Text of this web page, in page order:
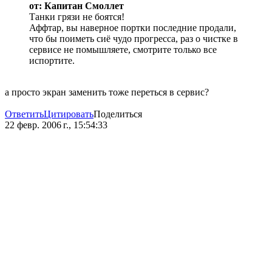
от: Капитан Смоллет
Танки грязи не боятся!
Аффтар, вы наверное портки последние продали,
что бы поиметь сиё чудо прогресса, раз о чистке в
сервисе не помышляете, смотрите только все
испортите.
а просто экран заменить тоже переться в сервис?
ОтветитьЦитироватьПоделиться
22 февр. 2006 г., 15:54:33